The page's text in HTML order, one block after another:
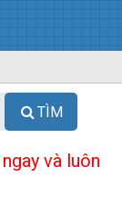
TÌM
và luôn